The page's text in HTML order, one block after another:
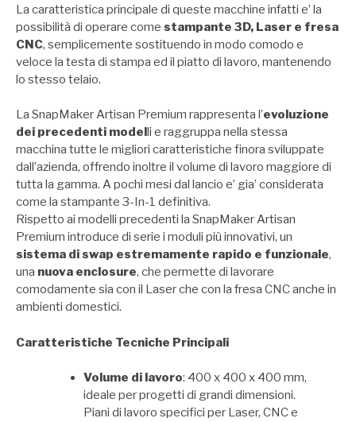
La caratteristica principale di queste macchine infatti e’ la
possibilità di operare come stampante 3D, Laser e fresa
CNC, semplicemente sostituendo in modo comodo e
veloce la testa di stampa ed il piatto di lavoro, mantenendo
lo stesso telaio.
La SnapMaker Artisan Premium rappresenta l’evoluzione
dei precedenti modelli e raggruppa nella stessa
macchina tutte le migliori caratteristiche finora sviluppate
dall’azienda, offrendo inoltre il volume di lavoro maggiore di
tutta la gamma. A pochi mesi dal lancio e’ gia’ considerata
come la stampante 3-In-1 definitiva.
Rispetto ai modelli precedenti la SnapMaker Artisan
Premium introduce di serie i moduli più innovativi, un
sistema di swap estremamente rapido e funzionale,
una nuova enclosure, che permette di lavorare
comodamente sia con il Laser che con la fresa CNC anche in
ambienti domestici.
Caratteristiche Tecniche Principali
Volume di lavoro: 400 x 400 x 400 mm,
ideale per progetti di grandi dimensioni.
Piani di lavoro specifici per Laser, CNC e